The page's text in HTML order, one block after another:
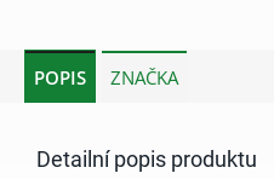
POPIS ZNAČKA
Detailní popis produktu